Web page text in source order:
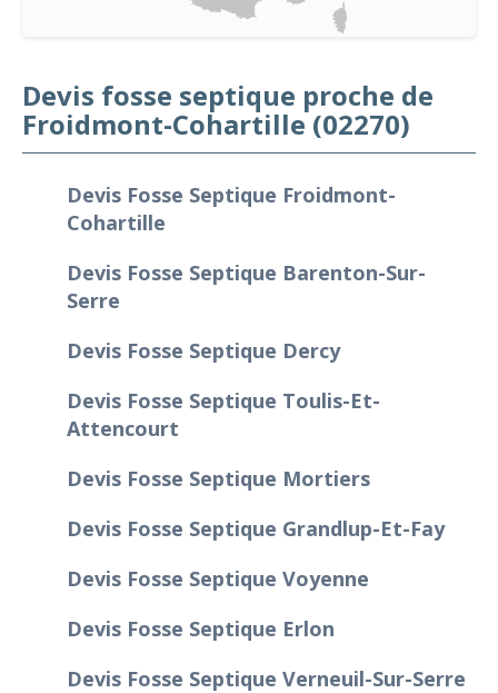
Devis fosse septique proche de
Froidmont-Cohartille (02270)
Devis Fosse Septique Froidmont-
Cohartille
Devis Fosse Septique Barenton-Sur-
Serre
Devis Fosse Septique Dercy
Devis Fosse Septique Toulis-Et-
Attencourt
Devis Fosse Septique Mortiers
Devis Fosse Septique Grandlup-Et-Fay
Devis Fosse Septique Voyenne
Devis Fosse Septique Erlon
Devis Fosse Septique Verneuil-Sur-Serre